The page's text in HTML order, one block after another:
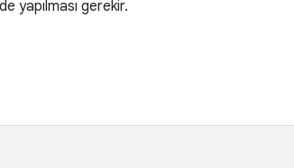
yapılması gerekir.